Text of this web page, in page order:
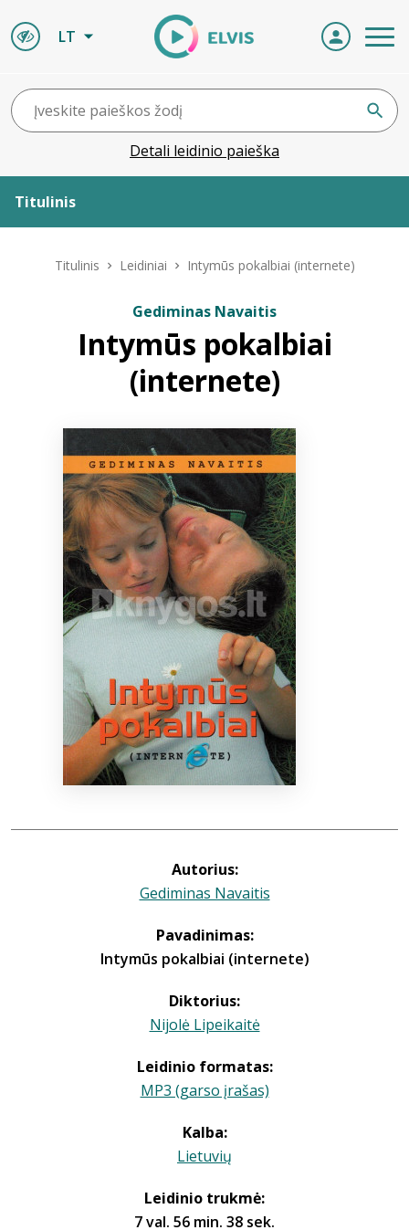
LT
Detali leidinio paieška
Titulinis
ELVIS atvyksta
Bibliotekoms
+370 667 80 541
info@elvislab.lt
Titulinis Leidiniai Intymūs pokalbiai (internete)
Gediminas Navaitis
Intymūs pokalbiai
(internete)
Autorius:
Gediminas Navaitis
Pavadinimas:
Intymūs pokalbiai (internete)
Diktorius:
Nijolė Lipeikaitė
Leidinio formatas:
MP3 (garso įrašas)
Kalba:
Lietuvių
Leidinio trukmė:
7 val. 56 min. 38 sek.